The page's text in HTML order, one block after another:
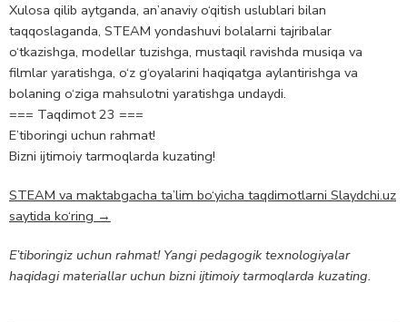
Xulosa qilib aytganda, an’anaviy o‘qitish uslublari bilan
taqqoslaganda, STEAM yondashuvi bolalarni tajribalar
o‘tkazishga, modellar tuzishga, mustaqil ravishda musiqa va
filmlar yaratishga, o‘z g‘oyalarini haqiqatga aylantirishga va
bolaning o‘ziga mahsulotni yaratishga undaydi.
=== Taqdimot 23 ===
E’tiboringi uchun rahmat!
Bizni ijtimoiy tarmoqlarda kuzating!
STEAM va maktabgacha ta’lim bo‘yicha taqdimotlarni Slaydchi.uz
saytida ko‘ring →
E’tiboringiz uchun rahmat! Yangi pedagogik texnologiyalar
haqidagi materiallar uchun bizni ijtimoiy tarmoqlarda kuzating.